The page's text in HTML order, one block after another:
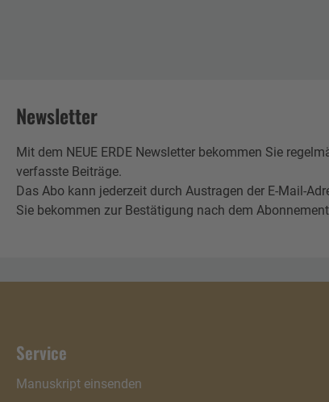
Newsletter
Mit dem NEUE ERDE Newsletter bekommen Sie
verfasste Beiträge.
Das Abo kann jederzeit durch Austragen der E-Mail-
Sie bekommen zur Bestätigung nach dem
Service
Manuskript einsenden